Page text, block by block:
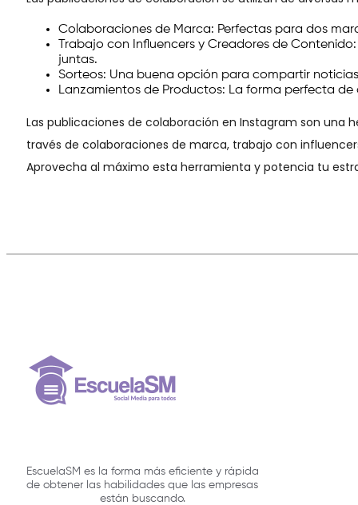
Colaboraciones de Marca: Perfectas para dos
Trabajo con Influencers y Creadores de
juntas.
Sorteos: Una buena opción para compartir
Lanzamientos de Productos: La forma perfecta
Las publicaciones de colaboración en Instagram son
través de colaboraciones de marca, trabajo con
Aprovecha al máximo esta herramienta y potencia tu
EscuelaSM es la forma más eficiente y rápida
de obtener las habilidades que las empresas
están buscando.